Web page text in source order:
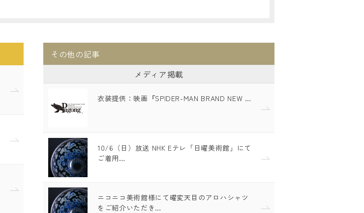
その他の記事
メディア掲載
衣装提供：映画『SPIDER-MAN BRAND NEW …
10/6（日）放送 NHK Eテレ「日曜美術館」にて
ご着用…
ニコニコ美術館様にて曜変天目のアロハシャツ
をご紹介いただき…